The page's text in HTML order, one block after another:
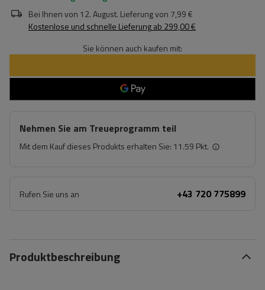
Bei Ihnen von 12. August. Lieferung von 7,99 €
Kostenlose und schnelle Lieferungab 299,00 €
Sie können auch kaufen mit:
Nehmen Sie am Treueprogramm teil
Mit dem Kauf dieses Produkts erhalten Sie: 11.59 Pkt.
Rufen Sie uns an +43 720 775899
Produktbeschreibung